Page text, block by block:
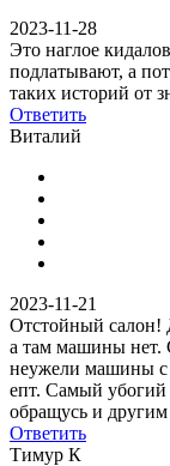
2023-11-28
Это наглое
подлатывают, а
таких историй от
Ответить
Виталий
2023-11-21
Отстойный салон!
а там машины нет.
неужели машины с
епт. Самый убогий
обращусь и
Ответить
Тимур К